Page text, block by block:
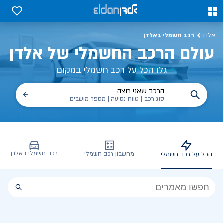
0
0
אלדן רכב חשמלי באלדן
עולם הרכב החשמלי של אלדן
גלו הכל על רכב חשמלי במקום
הרכב שאני רוצה
סוג רכב | טווח נסיעה | מספר מושבים
הכל על רכב חשמלי מחשבון רכב חשמלי רכב חשמלי באלדן
הכל